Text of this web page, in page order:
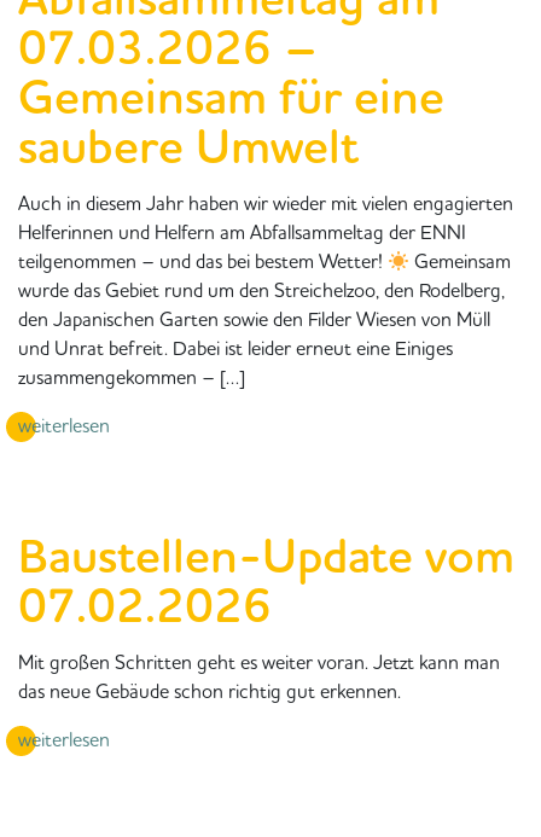
07.03.2026 –
Gemeinsam für eine
saubere Umwelt
Auch in diesem Jahr haben wir wieder mit vielen engagierten
Helferinnen und Helfern am Abfallsammeltag der ENNI
teilgenommen – und das bei bestem Wetter!
Gemeinsam
wurde das Gebiet rund um den Streichelzoo, den Rodelberg,
den Japanischen Garten sowie den Filder Wiesen von Müll
und Unrat befreit. Dabei ist leider erneut eine Einiges
zusammengekommen – […]
weiterlesen
Baustellen-Update vom
07.02.2026
Mit großen Schritten geht es weiter voran. Jetzt kann man
das neue Gebäude schon richtig gut erkennen.
weiterlesen